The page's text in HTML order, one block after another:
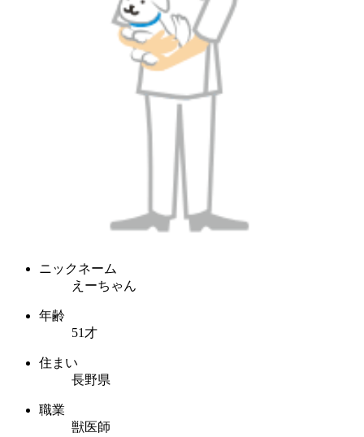
ニックネーム
えーちゃん
年齢
51才
住まい
長野県
職業
獣医師